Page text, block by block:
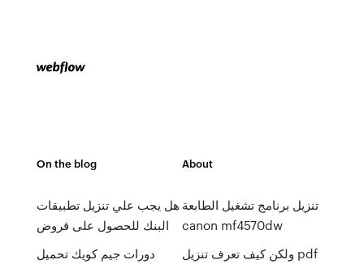
On the blog
هل يجب علي تنزيل تطبيقات
البنك للحصول على قروض
دورات جيم كويك تحميل
About
تنزيل برنامج تشغيل الطابعة
canon mf4570dw
ولكن كيف تعرف تنزيل pdf